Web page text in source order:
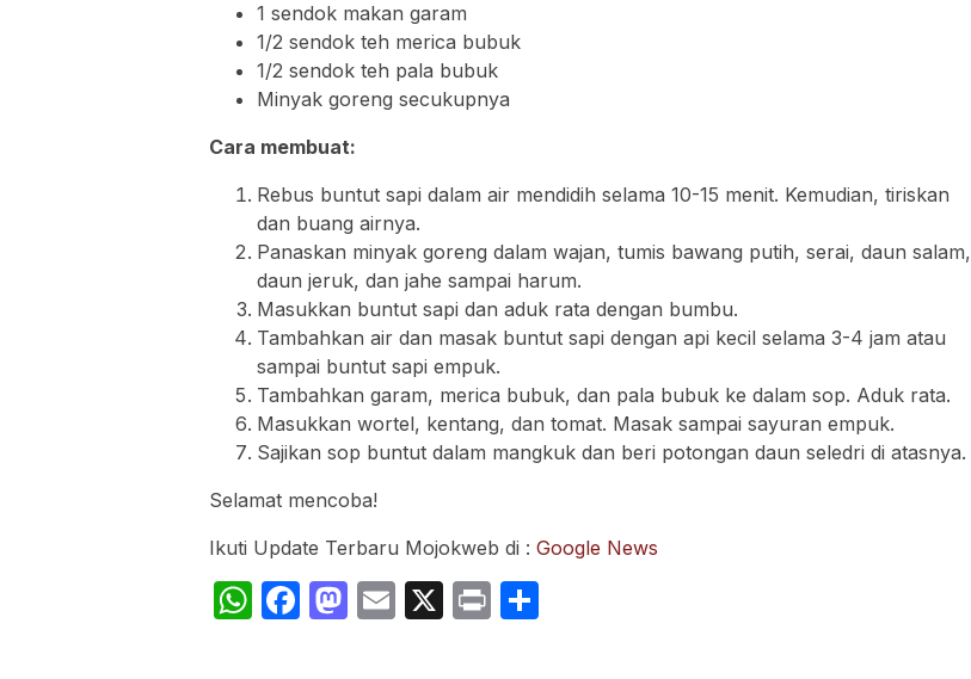
1 sendok makan garam
1/2 sendok teh merica bubuk
1/2 sendok teh pala bubuk
Minyak goreng secukupnya
Cara membuat:
Rebus buntut sapi dalam air mendidih selama 10-15 menit. Kemudian, tiriskan
dan buang airnya.
Panaskan minyak goreng dalam wajan, tumis bawang putih, serai, daun salam,
daun jeruk, dan jahe sampai harum.
Masukkan buntut sapi dan aduk rata dengan bumbu.
Tambahkan air dan masak buntut sapi dengan api kecil selama 3-4 jam atau
sampai buntut sapi empuk.
Tambahkan garam, merica bubuk, dan pala bubuk ke dalam sop. Aduk rata.
Masukkan wortel, kentang, dan tomat. Masak sampai sayuran empuk.
Sajikan sop buntut dalam mangkuk dan beri potongan daun seledri di atasnya.
Selamat mencoba!
Ikuti Update Terbaru Mojokweb di : Google News
WhatsApp
Facebook
Mastodon
Email
X Print